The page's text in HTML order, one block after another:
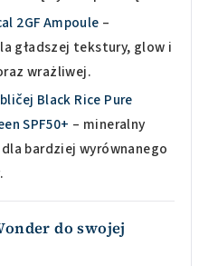
2GF Ampoule –
gładszej tekstury, glow i
wrażliwej.
Black Rice Pure
SPF50+ – mineralny
bardziej wyrównanego
do swojej